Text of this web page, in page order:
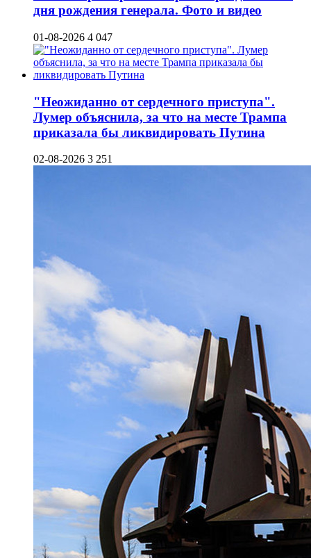
дня рождения генерала. Фото и видео
01-08-2026 4 047
"Неожиданно от сердечного приступа".
Лумер объяснила, за что на месте Трампа
приказала бы ликвидировать Путина
02-08-2026 3 251